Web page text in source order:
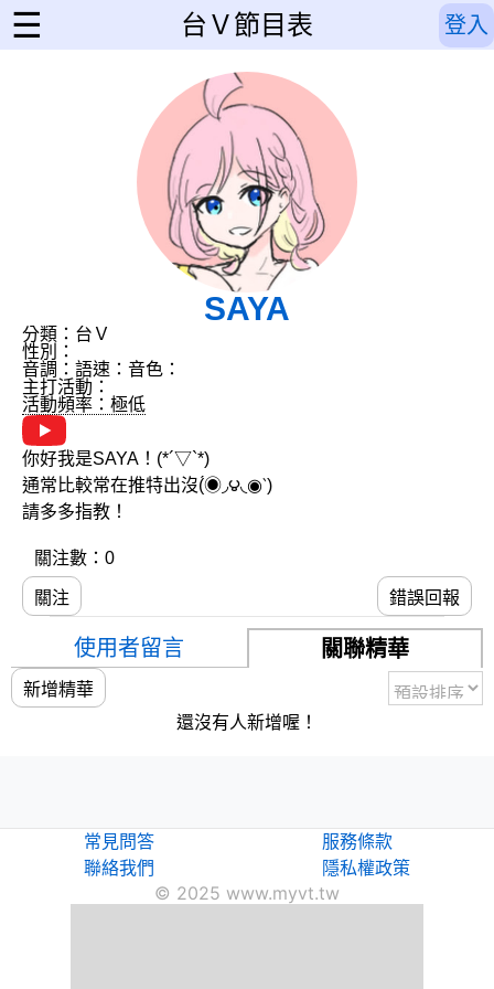
☰ 台Ｖ節目表 登入
SAYA
分類：台Ｖ
性別：
音調： 語速： 音色：
主打活動：
活動頻率：極低
你好我是SAYA！(*´▽`*)
通常比較常在推特出沒(́◉◞౪◟◉‵)
請多多指教！
關注數：0
關注 錯誤回報
使用者留言 關聯精華
新增精華
還沒有人新增喔！
常見問答
聯絡我們
服務條款
隱私權政策
© 2025 www.myvt.tw